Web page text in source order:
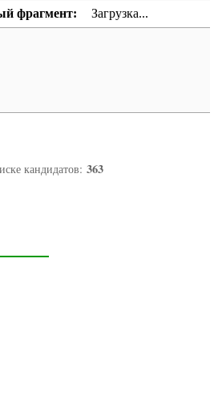
фрагмент: Загрузка...
кандидатов: 363